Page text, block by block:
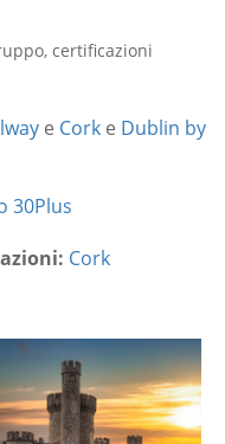
certificazioni
e Cork e Dublin by
30Plus
Cork